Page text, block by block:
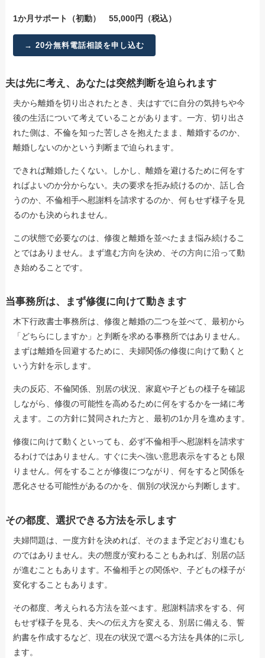
1か月サポート（初動） 55,000円（税込）
→ 20分無料電話相談を申し込む
夫は先に考え、あなたは突然判断を迫られます
夫から離婚を切り出されたとき、夫はすでに自分の気持ちや今
後の生活について考えていることがあります。一方、切り出さ
れた側は、不倫を知った苦しさを抱えたまま、離婚するのか、
離婚しないのかという判断まで迫られます。
できれば離婚したくない。しかし、離婚を避けるために何をす
ればよいのか分からない。夫の要求を拒み続けるのか、話し合
うのか、不倫相手へ慰謝料を請求するのか、何もせず様子を見
るのかも決められません。
この状態で必要なのは、修復と離婚を並べたまま悩み続けるこ
とではありません。まず進む方向を決め、その方向に沿って動
き始めることです。
当事務所は、まず修復に向けて動きます
木下行政書士事務所は、修復と離婚の二つを並べて、最初から
「どちらにしますか」と判断を求める事務所ではありません。
まずは離婚を回避するために、夫婦関係の修復に向けて動くと
いう方針を示します。
夫の反応、不倫関係、別居の状況、家庭や子どもの様子を確認
しながら、修復の可能性を高めるために何をするかを一緒に考
えます。この方針に賛同された方と、最初の1か月を進めます。
修復に向けて動くといっても、必ず不倫相手へ慰謝料を請求す
るわけではありません。すぐに夫へ強い意思表示をするとも限
りません。何をすることが修復につながり、何をすると関係を
悪化させる可能性があるのかを、個別の状況から判断します。
その都度、選択できる方法を示します
夫婦問題は、一度方針を決めれば、そのまま予定どおり進むも
のではありません。夫の態度が変わることもあれば、別居の話
が進むこともあります。不倫相手との関係や、子どもの様子が
変化することもあります。
その都度、考えられる方法を並べます。慰謝料請求をする、何
もせず様子を見る、夫への伝え方を変える、別居に備える、誓
約書を作成するなど、現在の状況で選べる方法を具体的に示し
ます。